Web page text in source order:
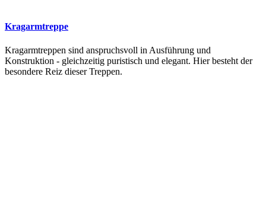
Kragarmtreppe
Kragarmtreppen sind anspruchsvoll in Ausführung und
Konstruktion - gleichzeitig puristisch und elegant. Hier besteht der
besondere Reiz dieser Treppen.